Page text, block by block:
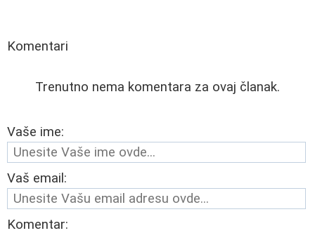
Komentari
Trenutno nema komentara za ovaj članak.
Vaše ime:
Vaš email:
Komentar: